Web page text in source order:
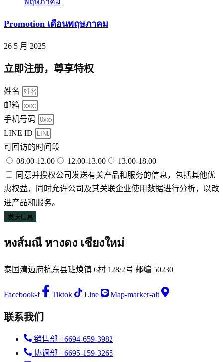
Promotion เดือนพฤษภาคม
26 5 月 2025
立即注册，尊享特权
姓名
邮箱
手机号码
LINE ID
可回访的时间段
08.00-12.00
12.00-13.00
13.00-18.00
同意并授权公司发送有关产品和服务的信息，包括其他优
惠权益，同时允许公司及其关联企业使用数据进行分析，以改
进产品和服务。
发送信息
หงส์มณี หางดง เชียงใหม่
泰国清迈府杭东县班焕镇 6村 128/2号 邮编 50230
Facebook-f Tiktok Line Map-marker-alt
联系我们
销售部 +6694-659-3982
协调部 +6695-159-3265